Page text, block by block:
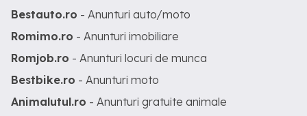
Bestauto.ro - Anunturi auto/moto
Romimo.ro - Anunturi imobiliare
Romjob.ro - Anunturi locuri de munca
Bestbike.ro - Anunturi moto
Animalutul.ro - Anunturi gratuite animale